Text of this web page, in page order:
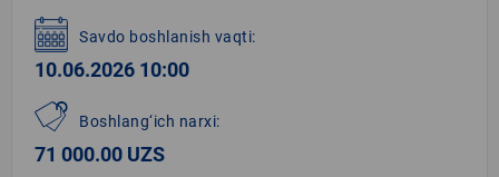
Savdo boshlanish vaqti:
10.06.2026 10:00
Boshlang‘ich narxi:
71 000.00 UZS